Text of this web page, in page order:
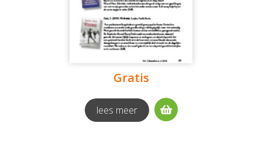
Gratis
lees meer